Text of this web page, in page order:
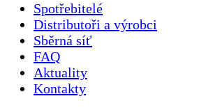
Spotřebitelé
Distributoři a výrobci
Sběrná síť
FAQ
Aktuality
Kontakty